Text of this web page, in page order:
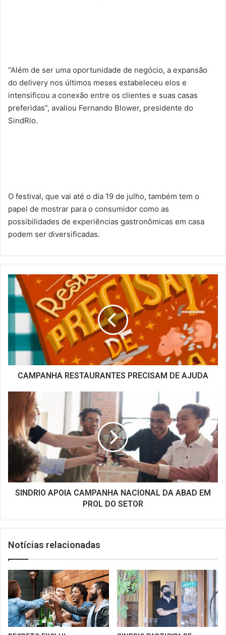
“Além de ser uma oportunidade de negócio, a expansão
do delivery nos últimos meses estabeleceu elos e
intensificou a conexão entre os clientes e suas casas
preferidas”, avaliou Fernando Blower, presidente do
SindRio.
O festival, que vai até o dia 19 de julho, também tem o
papel de mostrar para o consumidor como as
possibilidades de experiências gastronômicas em casa
podem ser diversificadas.
CAMPANHA
RESTAURANTES
PRECISAM
DE
CAMPANHA RESTAURANTES PRECISAM DE AJUDA
SINDRIO
APOIA
CAMPANHA
NACIONAL
DA
ABAD
DO
SETOR
SINDRIO APOIA CAMPANHA NACIONAL DA ABAD EM
PROL DO SETOR
Notícias relacionadas